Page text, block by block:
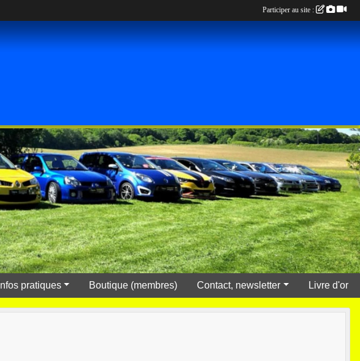
Infos pratiques Boutique (membres) Contact, newsletter Livre d'or
Participer au site :